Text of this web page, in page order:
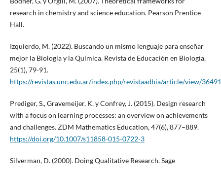
research in chemistry and science education. Pearson Prentice
Hall.
Izquierdo, M. (2022). Buscando un mismo lenguaje para enseñar
mejor la Biología y la Química. Revista de Educación en Biología,
25(1), 79-91.
https://revistas.unc.edu.ar/index.php/revistaadbia/article/view/36491
Prediger, S., Gravemeijer, K. y Confrey, J. (2015). Design research
with a focus on learning processes: an overview on achievements
and challenges. ZDM Mathematics Education, 47(6), 877–889.
https://doi.org/10.1007/s11858-015-0722-3
Silverman, D. (2000). Doing Qualitative Research. Sage